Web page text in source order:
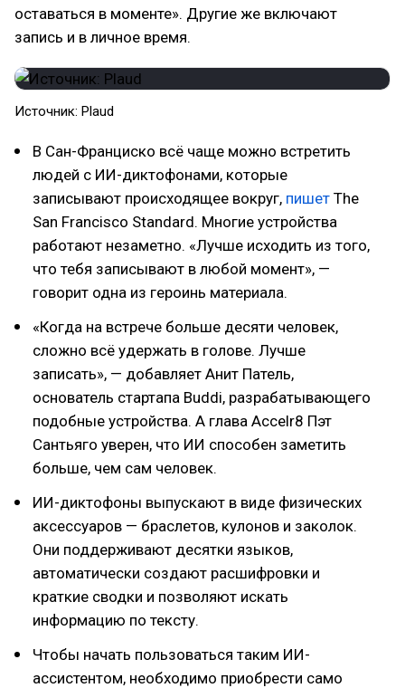
оставаться в моменте». Другие же включают
запись и в личное время.
Источник: Plaud
В Сан-Франциско всё чаще можно встретить
людей с ИИ-диктофонами, которые
записывают происходящее вокруг, пишет The
San Francisco Standard. Многие устройства
работают незаметно. «Лучше исходить из того,
что тебя записывают в любой момент», —
говорит одна из героинь материала.
«Когда на встрече больше десяти человек,
сложно всё удержать в голове. Лучше
записать», — добавляет Анит Патель,
основатель стартапа Buddi, разрабатывающего
подобные устройства. А глава Accelr8 Пэт
Сантьяго уверен, что ИИ способен заметить
больше, чем сам человек.
ИИ-диктофоны выпускают в виде физических
аксессуаров — браслетов, кулонов и заколок.
Они поддерживают десятки языков,
автоматически создают расшифровки и
краткие сводки и позволяют искать
информацию по тексту.
Чтобы начать пользоваться таким ИИ-
ассистентом, необходимо приобрести само